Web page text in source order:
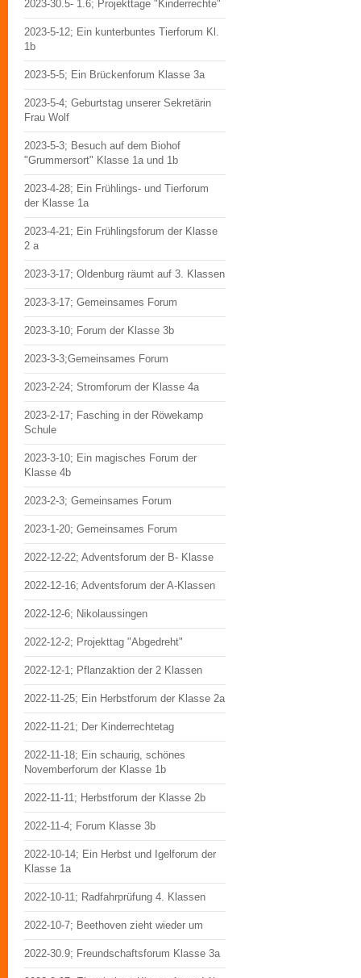
2023-30.5- 1.6; Projekttage "Kinderrechte"
2023-5-12; Ein kunterbuntes Tierforum Kl.
1b
2023-5-5; Ein Brückenforum Klasse 3a
2023-5-4; Geburtstag unserer Sekretärin
Frau Wolf
2023-5-3; Besuch auf dem Biohof
"Grummersort" Klasse 1a und 1b
2023-4-28; Ein Frühlings- und Tierforum
der Klasse 1a
2023-4-21; Ein Frühlingsforum der Klasse
2 a
2023-3-17; Oldenburg räumt auf 3. Klassen
2023-3-17; Gemeinsames Forum
2023-3-10; Forum der Klasse 3b
2023-3-3;Gemeinsames Forum
2023-2-24; Stromforum der Klasse 4a
2023-2-17; Fasching in der Röwekamp
Schule
2023-3-10; Ein magisches Forum der
Klasse 4b
2023-2-3; Gemeinsames Forum
2023-1-20; Gemeinsames Forum
2022-12-22; Adventsforum der B- Klasse
2022-12-16; Adventsforum der A-Klassen
2022-12-6; Nikolaussingen
2022-12-2; Projekttag "Abgedreht"
2022-12-1; Pflanzaktion der 2 Klassen
2022-11-25; Ein Herbstforum der Klasse 2a
2022-11-21; Der Kinderrechtetag
2022-11-18; Ein schaurig, schönes
Novemberforum der Klasse 1b
2022-11-11; Herbstforum der Klasse 2b
2022-11-4; Forum Klasse 3b
2022-10-14; Ein Herbst und Igelforum der
Klasse 1a
2022-10-11; Radfahrprüfung 4. Klassen
2022-10-7; Beethoven zieht wieder um
2022-30.9; Freundschaftsforum Klasse 3a